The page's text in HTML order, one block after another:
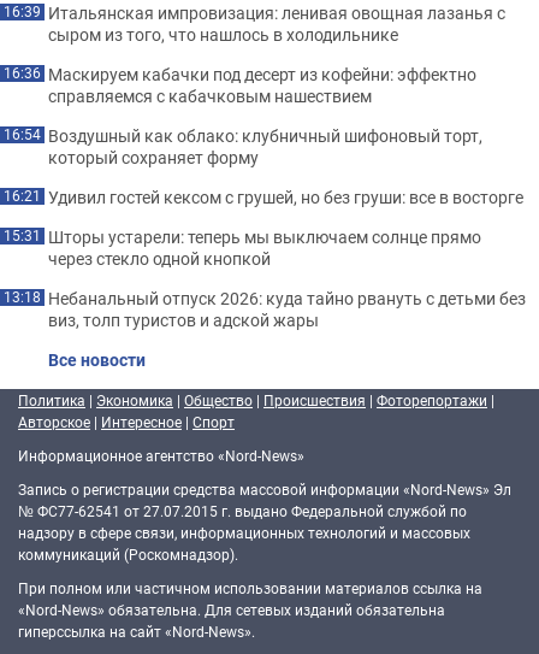
16:39 Итальянская импровизация: ленивая овощная лазанья с
сыром из того, что нашлось в холодильнике
16:36 Маскируем кабачки под десерт из кофейни: эффектно
справляемся с кабачковым нашествием
16:54 Воздушный как облако: клубничный шифоновый торт,
который сохраняет форму
16:21 Удивил гостей кексом с грушей, но без груши: все в восторге
15:31 Шторы устарели: теперь мы выключаем солнце прямо
через стекло одной кнопкой
13:18 Небанальный отпуск 2026: куда тайно рвануть с детьми без
виз, толп туристов и адской жары
Все новости
Политика | Экономика | Общество | Происшествия | Фоторепортажи |
Авторское | Интересное | Спорт
Информационное агентство «Nord-News»
Запись о регистрации средства массовой информации «Nord-News» Эл
№ ФС77-62541 от 27.07.2015 г. выдано Федеральной службой по
надзору в сфере связи, информационных технологий и массовых
коммуникаций (Роскомнадзор).
При полном или частичном использовании материалов ссылка на
«Nord-News» обязательна. Для сетевых изданий обязательна
гиперссылка на сайт «Nord-News».